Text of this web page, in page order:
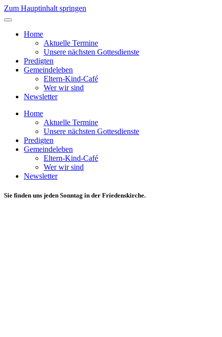
Zum Hauptinhalt springen
Home
Aktuelle Termine
Unsere nächsten Gottesdienste
Predigten
Gemeindeleben
Eltern-Kind-Café
Wer wir sind
Newsletter
Home
Aktuelle Termine
Unsere nächsten Gottesdienste
Predigten
Gemeindeleben
Eltern-Kind-Café
Wer wir sind
Newsletter
Sie finden uns jeden Sonntag in der Friedenskirche.